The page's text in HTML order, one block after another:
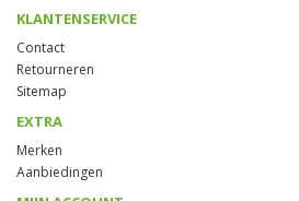
KLANTENSERVICE
Contact
Retourneren
Sitemap
EXTRA
Merken
Aanbiedingen